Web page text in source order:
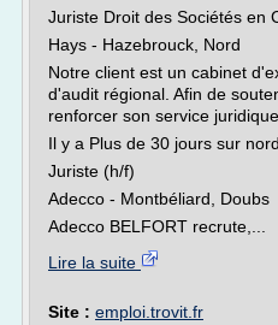
Juriste Droit des Sociétés en
Hays - Hazebrouck, Nord
Notre client est un cabinet
d'audit régional. Afin de
renforcer son service
Il y a Plus de 30 jours sur
Juriste (h/f)
Adecco - Montbéliard, Doubs
Adecco BELFORT recrute,...
Lire la suite
Site : emploi.trovit.fr